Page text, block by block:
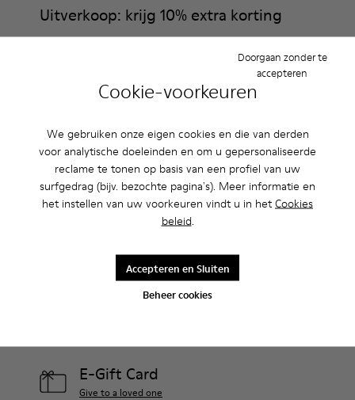
Cookie-voorkeuren
We gebruiken onze eigen cookies en die van derden
voor analytische doeleinden en om u gepersonaliseerde
reclame te tonen op basis van een profiel van uw
surfgedrag (bijv. bezochte pagina's). Meer informatie en
het instellen van uw voorkeuren vindt u in het Cookies
beleid.
Beheer cookies
Doorgaan zonder te
accepteren
Accepteren en Sluiten
Uitverkoop: krijg 10% extra korting
Ja, dat klopt. Als lid van onze community krijg je exclusieve
voordelen zoals kortingen, vroege toegang, uitnodigingen voor
E-Gift Card
Give to a loved one
Nederland/Nederlands